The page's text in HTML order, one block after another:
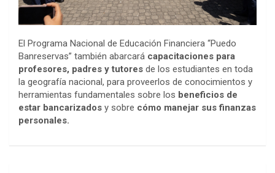
El Programa Nacional de Educación Financiera “Puedo
Banreservas” también abarcará capacitaciones para
profesores, padres y tutores de los estudiantes en toda
la geografía nacional, para proveerlos de conocimientos y
herramientas fundamentales sobre los beneficios de
estar bancarizados y sobre cómo manejar sus finanzas
personales.